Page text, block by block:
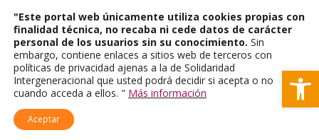
"Este portal web únicamente utiliza cookies propias con
finalidad técnica, no recaba ni cede datos de carácter
personal de los usuarios sin su conocimiento. Sin
embargo, contiene enlaces a sitios web de terceros con
políticas de privacidad ajenas a la de Solidaridad
Intergeneracional que usted podrá decidir si acepta o no
cuando acceda a ellos. " Más información
Aceptar